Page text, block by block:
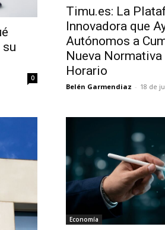
su
0
Timu.es: La
Innovadora que
Autónomos a
Nueva Normativa
Horario
Belén Garmendiaz - 18 de
Economía